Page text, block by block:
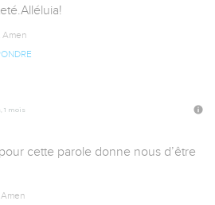
1 mois
cette parole donne nous d’être